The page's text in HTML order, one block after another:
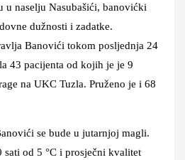
u naselju Nasubašići, banovićki
dužnosti i zadatke.
Banovići tokom posljednja 24
43 pacijenta od kojih je je 9
na UKC Tuzla. Pruženo je i 68
se bude u jutarnjoj magli.
sati od 5 °C i prosječni kvalitet